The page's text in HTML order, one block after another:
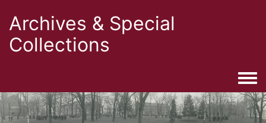
Archives & Special
Collections